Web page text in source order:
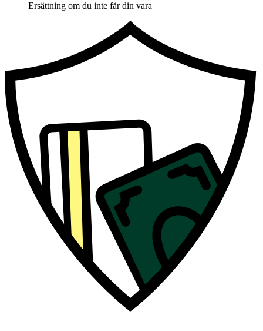
Ersättning om du inte får din vara